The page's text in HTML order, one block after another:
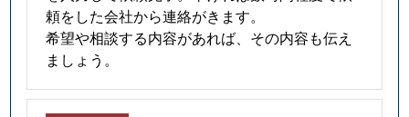
頼をした会社から連絡がきます。
希望や相談する内容があれば、その内容も伝え
ましょう。